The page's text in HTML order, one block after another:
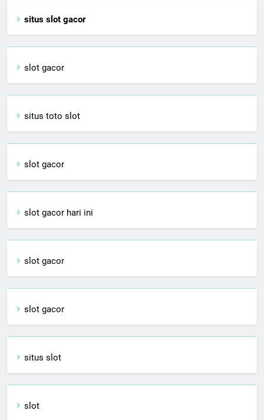
situs slot gacor
slot gacor
situs toto slot
slot gacor
slot gacor hari ini
slot gacor
slot gacor
situs slot
slot